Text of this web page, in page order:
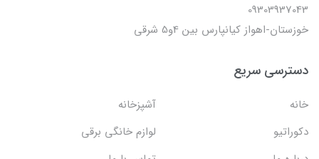
09303937043
خوزستان-اهواز کیانپارس بین 4و5 شرقی
دسترسی سریع
خانه
آشپزخانه
دکوراتیو
لوازم خانگی برقی